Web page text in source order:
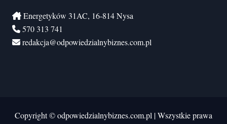
Energetyków 31AC, 16-814 Nysa
570 313 741
redakcja@odpowiedzialnybiznes.com.pl
Copyright © odpowiedzialnybiznes.com.pl |Wszystkie prawa